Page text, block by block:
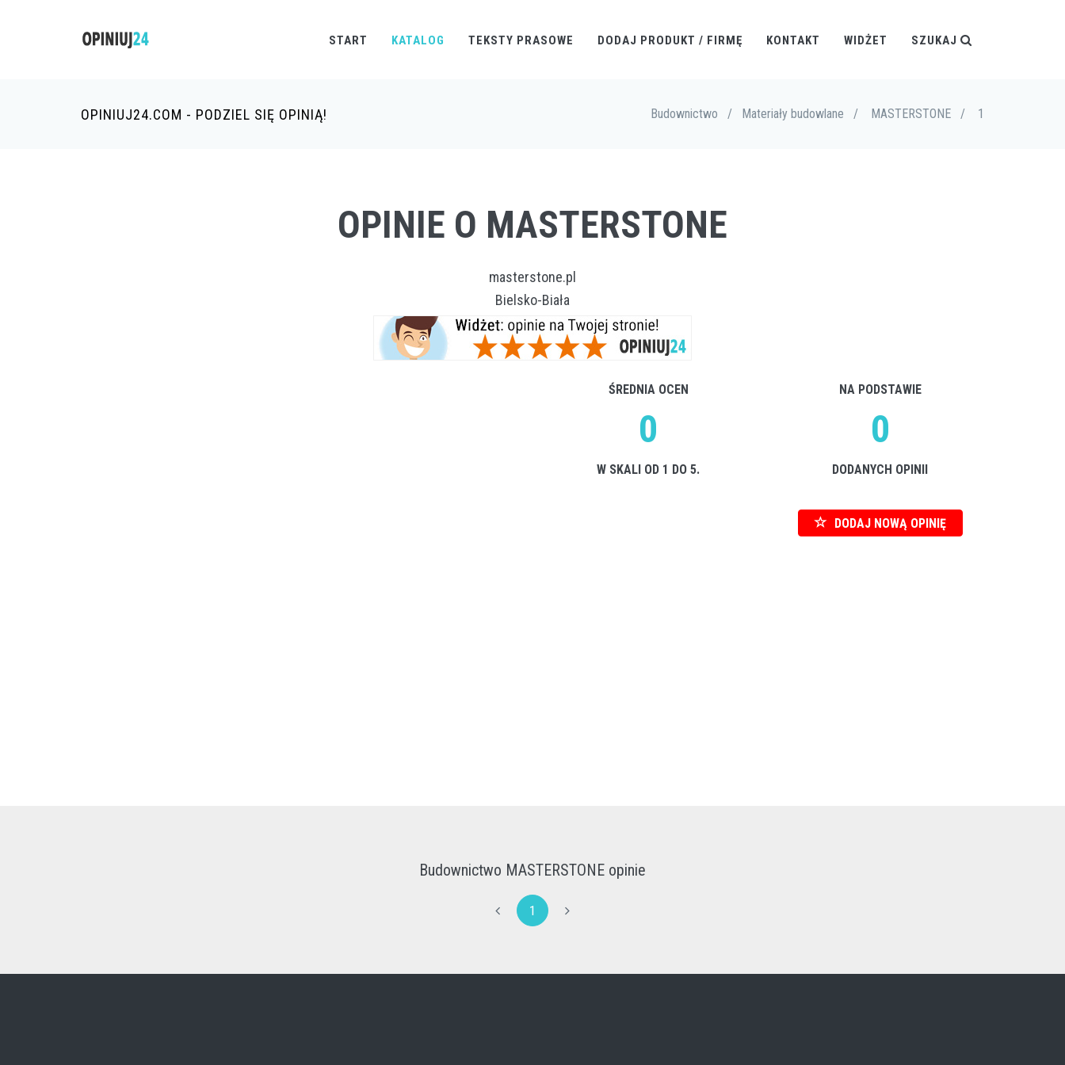
START KATALOG TEKSTY PRASOWE DODAJ PRODUKT / FIRMĘ KONTAKT WIDŻET SZUKAJ
OPINIUJ24.COM - PODZIEL SIĘ OPINIĄ! Budownictwo / Materiały budowlane / MASTERSTONE / 1
OPINIE O MASTERSTONE
masterstone.pl
Bielsko-Biała
ŚREDNIA OCEN
0
W SKALI OD 1 DO 5.
NA PODSTAWIE
0
DODANYCH OPINII
DODAJ NOWĄ OPINIĘ
Budownictwo MASTERSTONE opinie
1